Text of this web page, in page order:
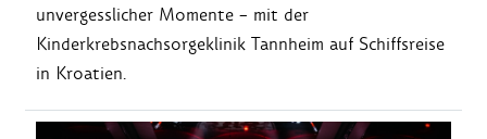
unvergesslicher Momente – mit der
Kinderkrebsnachsorgeklinik Tannheim auf Schiffsreise
in Kroatien.